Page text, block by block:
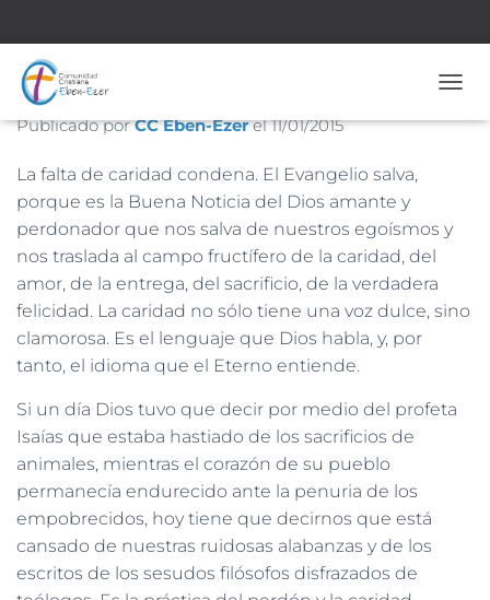
Nº 1593– 11 de Enero de 2015
Publicado porCC Eben-Ezerel11/01/2015
La falta de caridad condena. El Evangelio salva,
porque es la Buena Noticia del Dios amante y
perdonador que nos salva de nuestros egoísmos y
nos traslada al campo fructífero de la caridad, del
amor, de la entrega, del sacrificio, de la verdadera
felicidad. La caridad no sólo tiene una voz dulce, sino
clamorosa. Es el lenguaje que Dios habla, y, por
tanto, el idioma que el Eterno entiende.
Si un día Dios tuvo que decir por medio del profeta
Isaías que estaba hastiado de los sacrificios de
animales, mientras el corazón de su pueblo
permanecía endurecido ante la penuria de los
empobrecidos, hoy tiene que decirnos que está
cansado de nuestras ruidosas alabanzas y de los
escritos de los sesudos filósofos disfrazados de